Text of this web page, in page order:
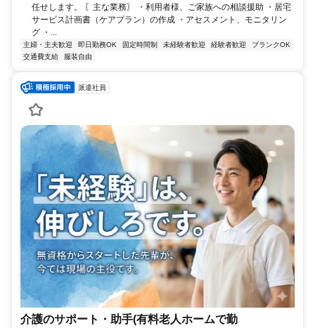
任せします。 〖主な業務〗 ・利用者様、ご家族への相談援助 ・居宅
サービス計画書（ケアプラン）の作成 ・アセスメント、モニタリン
グ ・...
主婦・主夫歓迎 即日勤務OK 固定時間制 未経験者歓迎 経験者歓迎
ブランクOK
交通費支給
服装自由
派遣社員
介護のサポート・助手(有料老人ホームで勤